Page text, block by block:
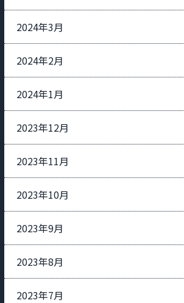
2024年3月
2024年2月
2024年1月
2023年12月
2023年11月
2023年10月
2023年9月
2023年8月
2023年7月